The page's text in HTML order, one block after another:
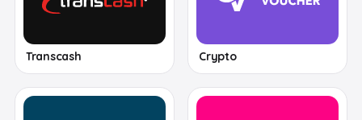
Crypto
Transcash